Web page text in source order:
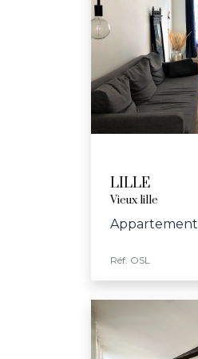
LILLE
Vieux lille
Appartement
Réf. OSL